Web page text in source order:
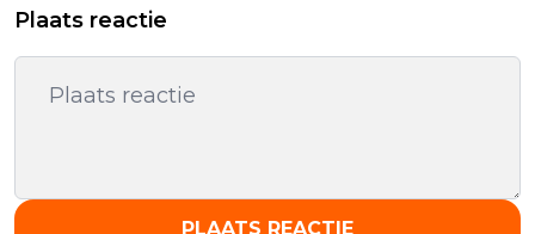
Plaats reactie
PLAATS REACTIE